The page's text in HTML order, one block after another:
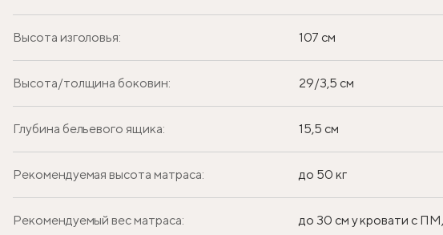
Высота изголовья: 107 см
Высота/толщина боковин: 29/3,5 см
Глубина бельевого ящика: 15,5 см
Рекомендуемая высота матраса: до 50 кг
Рекомендуемый вес матраса: до 30 см у кровати с